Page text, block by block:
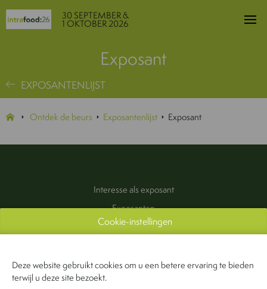
30 SEPTEMBER &
1 OKTOBER 2026
Exposant
EXPOSANTENLIJST
Ontdek de beurs Exposantenlijst Exposant
Interesse als exposant
Exposanten
Praktische informatie
Contact
Cookie-instellingen
Deze website gebruikt cookies om u een betere ervaring te bieden
terwijl u deze site bezoekt.